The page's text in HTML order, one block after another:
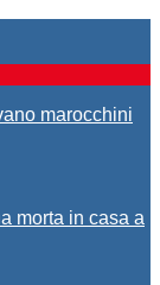
marocchini
morta in casa a